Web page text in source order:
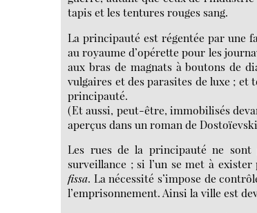
tapis et les tentures rouges sang.
La principauté est régentée par une
au royaume d’opérette pour les
aux bras de magnats à boutons de
vulgaires et des parasites de luxe ; et
principauté.
(Et aussi, peut-être, immobilisés
aperçus dans un roman de
Les rues de la principauté ne sont
surveillance ; si l’un se met à
fissa. La nécessité s’impose de
l’emprisonnement. Ainsi la ville est